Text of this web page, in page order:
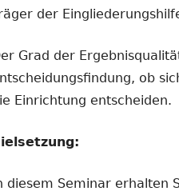
der
Grad der
ob
Einrichtung entscheiden.
diesem Seminar erhalten